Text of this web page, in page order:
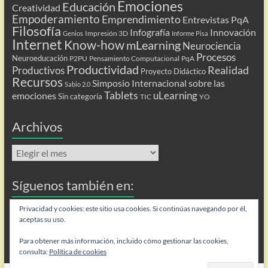
Creatividad Educación Emociones
Empoderamiento Emprendimiento Entrevistas PqA
Filosofía Genios Impresión 3D Infografía Informe Pisa Innovación
Internet Know-howmLearning Neurociencia
Neuroeducación P2PU Pensamiento Computacional PqA Procesos
Productivos Productividad Proyecto Didáctico Realidad
Recursos Sabio 2.0 Simposio Internacional sobre las
emociones Sin categoría Tablets TIC uLearning YO
Archivos
Archivos
Síguenos también en:
Flip
Privacidad y cookies: este sitio usa cookies. Si continúas navegando por él,
aceptas su uso.
Para obtener más información, incluido cómo gestionar las cookies,
consulta: Política de cookies